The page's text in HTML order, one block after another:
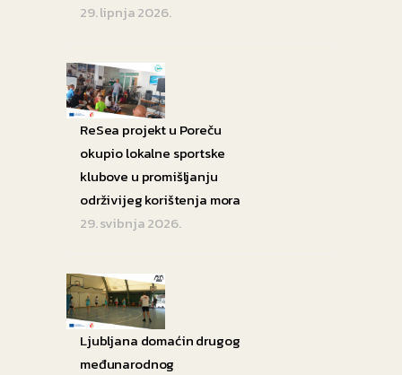
29. lipnja 2026.
ReSea projekt u Poreču
okupio lokalne sportske
klubove u promišljanju
održivijeg korištenja mora
29. svibnja 2026.
Ljubljana domaćin drugog
međunarodnog